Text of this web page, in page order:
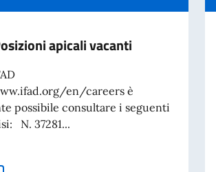
apicali vacanti
en/careers è
possibile consultare i seguenti
N. 37281...